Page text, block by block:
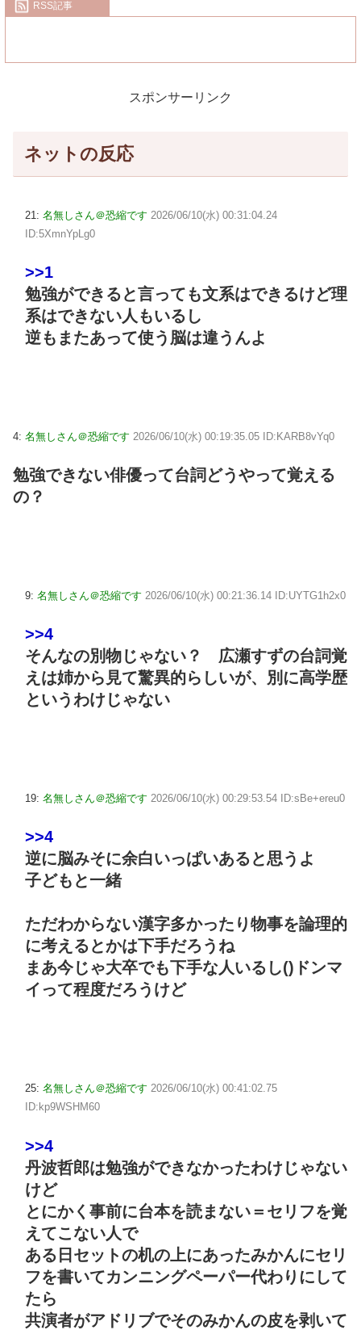
RSS記事
スポンサーリンク
ネットの反応
21: 名無しさん＠恐縮です 2026/06/10(水) 00:31:04.24
ID:5XmnYpLg0
>>1
勉強ができると言っても文系はできるけど理
系はできない人もいるし
逆もまたあって使う脳は違うんよ
4: 名無しさん＠恐縮です 2026/06/10(水) 00:19:35.05 ID:KARB8vYq0
勉強できない俳優って台詞どうやって覚える
の？
9: 名無しさん＠恐縮です 2026/06/10(水) 00:21:36.14 ID:UYTG1h2x0
>>4
そんなの別物じゃない？ 広瀬すずの台詞覚
えは姉から見て驚異的らしいが、別に高学歴
というわけじゃない
19: 名無しさん＠恐縮です 2026/06/10(水) 00:29:53.54 ID:sBe+ereu0
>>4
逆に脳みそに余白いっぱいあると思うよ
子どもと一緒
ただわからない漢字多かったり物事を論理的
に考えるとかは下手だろうね
まあ今じゃ大卒でも下手な人いるし()ドンマ
イって程度だろうけど
25: 名無しさん＠恐縮です 2026/06/10(水) 00:41:02.75
ID:kp9WSHM60
>>4
丹波哲郎は勉強ができなかったわけじゃない
けど
とにかく事前に台本を読まない＝セリフを覚
えてこない人で
ある日セットの机の上にあったみかんにセリ
フを書いてカンニングペーパー代わりにして
たら
共演者がアドリブでそのみかんの皮を剥いて